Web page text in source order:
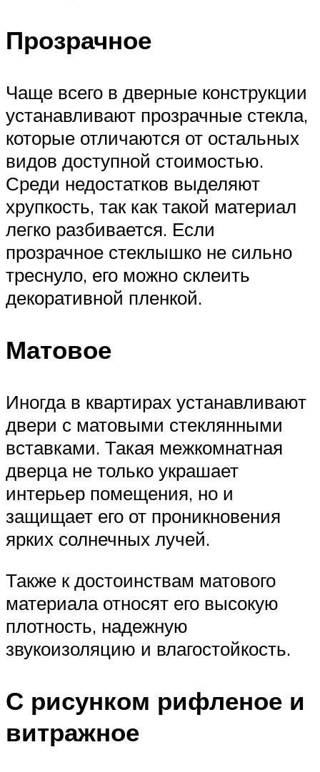
Прозрачное
Чаще всего в дверные конструкции
устанавливают прозрачные стекла,
которые отличаются от остальных
видов доступной стоимостью.
Среди недостатков выделяют
хрупкость, так как такой материал
легко разбивается. Если
прозрачное стеклышко не сильно
треснуло, его можно склеить
декоративной пленкой.
Матовое
Иногда в квартирах устанавливают
двери с матовыми стеклянными
вставками. Такая межкомнатная
дверца не только украшает
интерьер помещения, но и
защищает его от проникновения
ярких солнечных лучей.
Также к достоинствам матового
материала относят его высокую
плотность, надежную
звукоизоляцию и влагостойкость.
С рисунком рифленое и
витражное